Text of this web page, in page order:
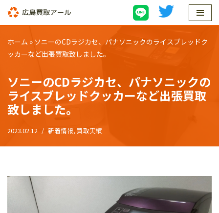
コ
ン
テ
ツ
へ
ス
キ
ホーム » ソニーのCDラジカセ、パナソニックのライスブレッドク
ッカーなど出張買取致しました。
ソニーのCDラジカセ、パナソニックの
ライスブレッドクッカーなど出張買取
致しました。
2023.02.12 新着情報, 買取実績